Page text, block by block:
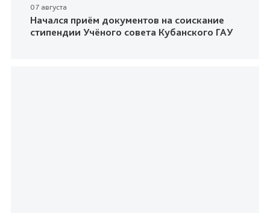
07 августа
Начался приём документов на соискание
стипендии Учёного совета Кубанского ГАУ